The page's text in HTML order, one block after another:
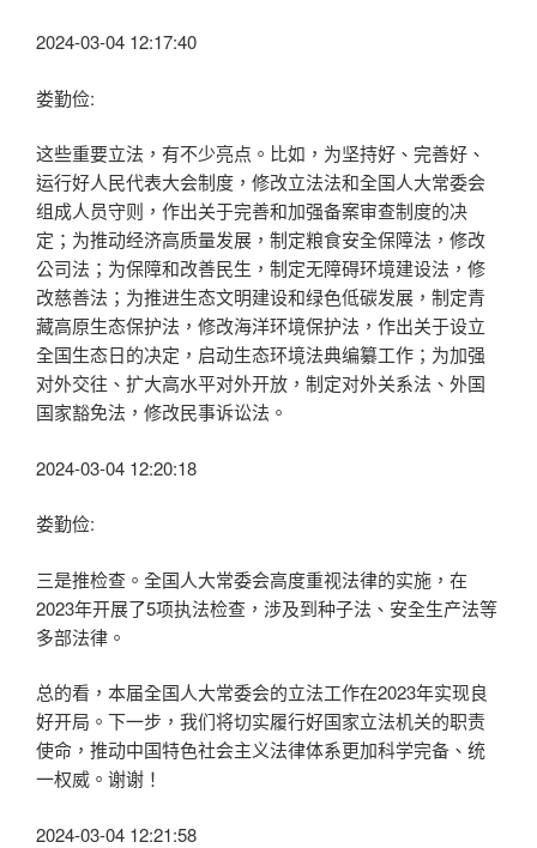
2024-03-04 12:17:40
娄勤俭:
这些重要立法，有不少亮点。比如，为坚持好、完善好、
运行好人民代表大会制度，修改立法法和全国人大常委会
组成人员守则，作出关于完善和加强备案审查制度的决
定；为推动经济高质量发展，制定粮食安全保障法，修改
公司法；为保障和改善民生，制定无障碍环境建设法，修
改慈善法；为推进生态文明建设和绿色低碳发展，制定青
藏高原生态保护法，修改海洋环境保护法，作出关于设立
全国生态日的决定，启动生态环境法典编纂工作；为加强
对外交往、扩大高水平对外开放，制定对外关系法、外国
国家豁免法，修改民事诉讼法。
2024-03-04 12:20:18
娄勤俭:
三是推检查。全国人大常委会高度重视法律的实施，在
2023年开展了5项执法检查，涉及到种子法、安全生产法等
多部法律。
总的看，本届全国人大常委会的立法工作在2023年实现良
好开局。下一步，我们将切实履行好国家立法机关的职责
使命，推动中国特色社会主义法律体系更加科学完备、统
一权威。谢谢！
2024-03-04 12:21:58